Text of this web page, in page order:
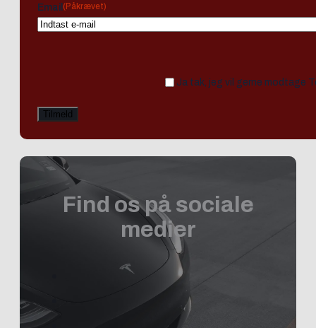
Email (Påkrævet)
Ja tak, jeg vil gerne modtage
Find os på sociale
medier